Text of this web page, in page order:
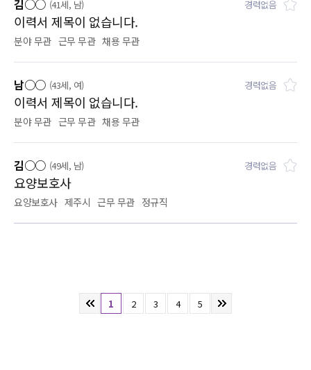
김○○ (41세, 남) 경력없음
이력서 제목이 없습니다.
분야 무관 근무 무관 채용 무관
남○○ (43세, 여) 경력없음
이력서 제목이 없습니다.
분야 무관 근무 무관 채용 무관
김○○ (49세, 남) 경력없음
요양보호사
요양보호사 제주시 근무 무관 정규직
1 2 3 4 5